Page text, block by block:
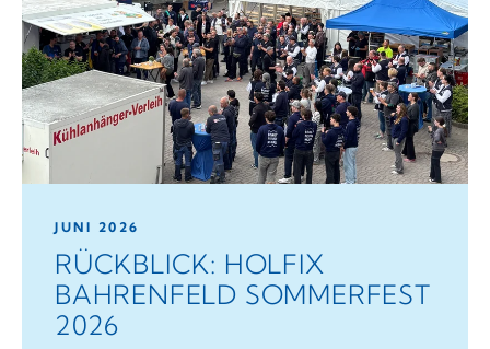
JUNI 2026
RÜCKBLICK: HOLFIX
BAHRENFELD SOMMERFEST
2026